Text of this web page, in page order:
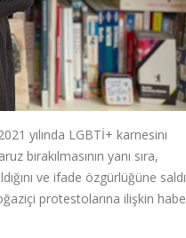
yılında LGBTİ+ karnesini
bırakılmasının yanı sıra,
ve ifade özgürlüğüne
protestolarına ilişkin